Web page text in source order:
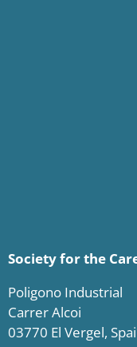
Society for the
Poligono Industrial
Carrer Alcoi
03770 El Vergel,